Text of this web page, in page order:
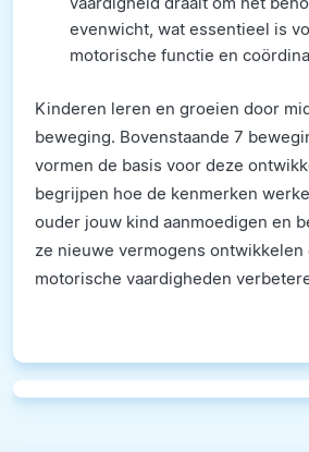
evenwicht, wat essentieel is
motorische functie en
Kinderen leren en groeien door
beweging. Bovenstaande 7
vormen de basis voor deze
begrijpen hoe de kenmerken
ouder jouw kind aanmoedigen en
ze nieuwe vermogens ontwikkelen
motorische vaardigheden